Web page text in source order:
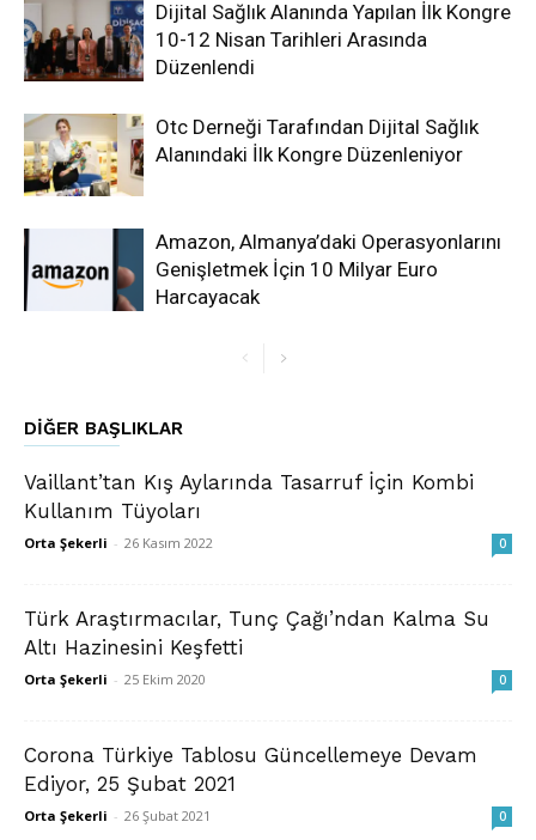
Dijital Sağlık Alanında Yapılan İlk Kongre
10-12 Nisan Tarihleri Arasında
Düzenlendi
Otc Derneği Tarafından Dijital Sağlık
Alanındaki İlk Kongre Düzenleniyor
Amazon, Almanya’daki Operasyonlarını
Genişletmek İçin 10 Milyar Euro
Harcayacak
DIĞER BAŞLIKLAR
Vaillant’tan Kış Aylarında Tasarruf İçin Kombi
Kullanım Tüyoları
Orta Şekerli - 26 Kasım 2022 0
Türk Araştırmacılar, Tunç Çağı’ndan Kalma Su
Altı Hazinesini Keşfetti
Orta Şekerli - 25 Ekim 2020 0
Corona Türkiye Tablosu Güncellemeye Devam
Ediyor, 25 Şubat 2021
Orta Şekerli - 26 Şubat 2021 0